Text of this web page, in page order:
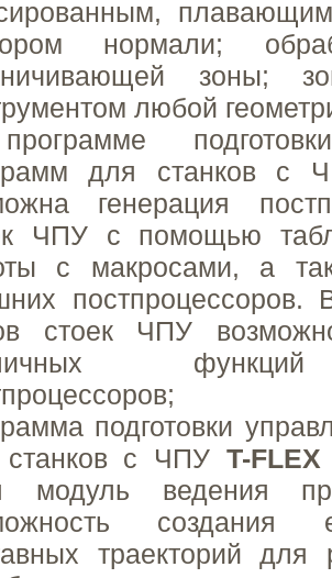
нормали;
зоны;
любой
для станков с
генерация
ЧПУ с помощью
с макросами, а
постпроцессоров.
стоек ЧПУ
функций
подготовки
с ЧПУ T-
модуль ведения
создания
траекторий для